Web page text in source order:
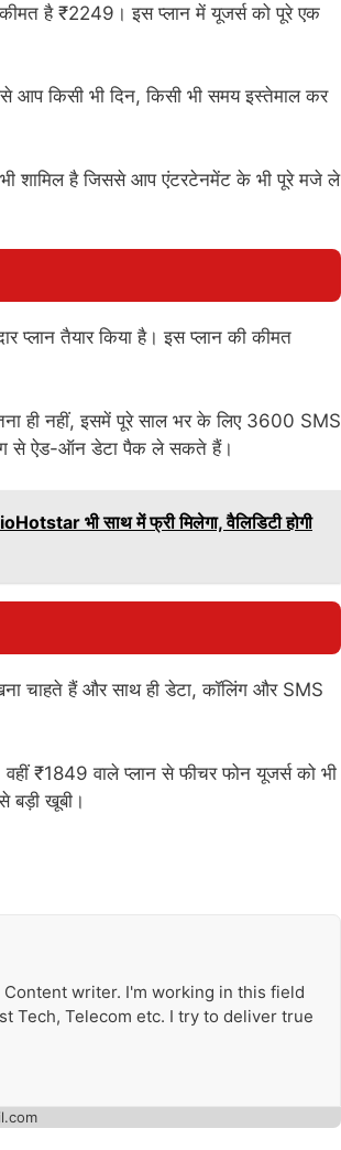
है ₹2249। इस प्लान में यूजर्स को पूरे एक
आप किसी भी दिन, किसी भी समय इस्तेमाल कर
शामिल है जिससे आप एंटरटेनमेंट के भी पूरे मजे ले
प्लान तैयार किया है। इस प्लान की कीमत
ही नहीं, इसमें पूरे साल भर के लिए 3600 SMS
से ऐड-ऑन डेटा पैक ले सकते हैं।
भी साथ में फ्री मिलेगा, वैलिडिटी होगी
चाहते हैं और साथ ही डेटा, कॉलिंग और SMS
₹1849 वाले प्लान से फीचर फोन यूजर्स को भी
बड़ी खूबी।
Content writer. I'm working in this field
Tech, Telecom etc. I try to deliver true